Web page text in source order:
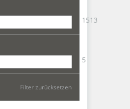
1513
5
Filter zurücksetzen